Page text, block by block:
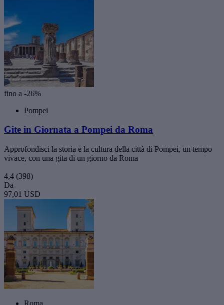
fino a -26%
Pompei
Gite in Giornata a Pompei da Roma
Approfondisci la storia e la cultura della città di Pompei, un tempo
vivace, con una gita di un giorno da Roma
4,4 (398)
Da
97,01 USD
Roma